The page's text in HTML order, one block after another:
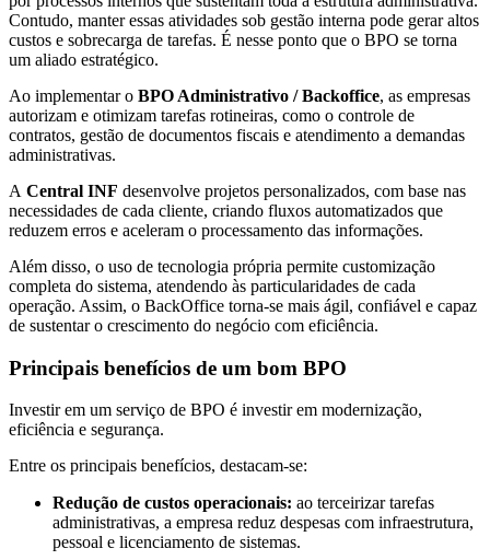
Contudo, manter essas atividades sob gestão interna pode gerar altos
custos e sobrecarga de tarefas. É nesse ponto que o BPO se torna
um aliado estratégico.
Ao implementar o BPO Administrativo / Backoffice, as empresas
autorizam e otimizam tarefas rotineiras, como o controle de
contratos, gestão de documentos fiscais e atendimento a demandas
administrativas.
A Central INF desenvolve projetos personalizados, com base nas
necessidades de cada cliente, criando fluxos automatizados que
reduzem erros e aceleram o processamento das informações.
Além disso, o uso de tecnologia própria permite customização
completa do sistema, atendendo às particularidades de cada
operação. Assim, o BackOffice torna-se mais ágil, confiável e capaz
de sustentar o crescimento do negócio com eficiência.
Principais benefícios de um bom BPO
Investir em um serviço de BPO é investir em modernização,
eficiência e segurança.
Entre os principais benefícios, destacam-se:
Redução de custos operacionais: ao terceirizar tarefas
administrativas, a empresa reduz despesas com infraestrutura,
pessoal e licenciamento de sistemas.